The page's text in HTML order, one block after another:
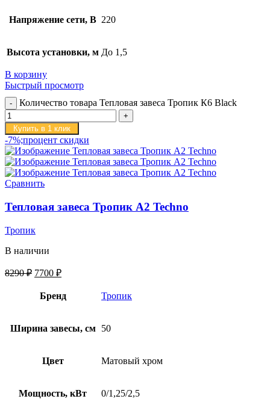
Напряжение сети, В 220
Высота установки, м До 1,5
В корзину
Быстрый просмотр
Количество товара Тепловая завеса Тропик К6 Black
Купить в 1 клик
-7%;процент скидки
Сравнить
Тепловая завеса Тропик А2 Techno
Тропик
В наличии
8290₽ 7700 ₽
Бренд Тропик
Ширина завесы, см 50
Цвет Матовый хром
Мощность, кВт 0/1,25/2,5